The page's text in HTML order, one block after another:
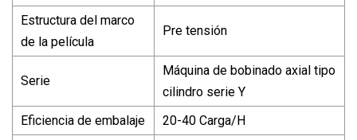
Estructura del marco
de la película
Pre tensión
Serie
Máquina de bobinado axial tipo
cilindro serie Y
Eficiencia de embalaje
20-40 Carga/H